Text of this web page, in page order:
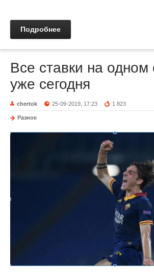
Подробнее
Все ставки на одном
уже сегодня
chertok 25-09-2019, 17:23 1 823
Разное